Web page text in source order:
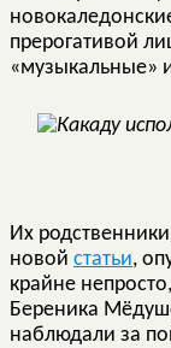
прерогативой
«музыкальные»
Их
новой статьи,
крайне
Береника
наблюдали за